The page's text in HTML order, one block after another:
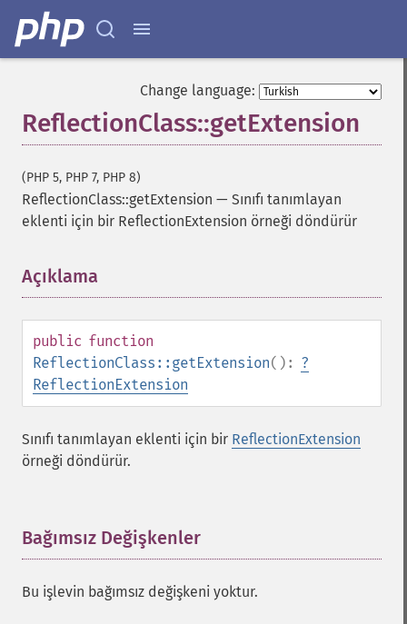
Change language:
ReflectionClass::getExtension
(PHP 5, PHP 7, PHP 8)
ReflectionClass::getExtension — Sınıfı tanımlayan
eklenti için bir ReflectionExtension örneği döndürür
Açıklama
public function
ReflectionClass::getExtension(): ?
ReflectionExtension
Sınıfı tanımlayan eklenti için bir ReflectionExtension
örneği döndürür.
Bağımsız Değişkenler
Bu işlevin bağımsız değişkeni yoktur.